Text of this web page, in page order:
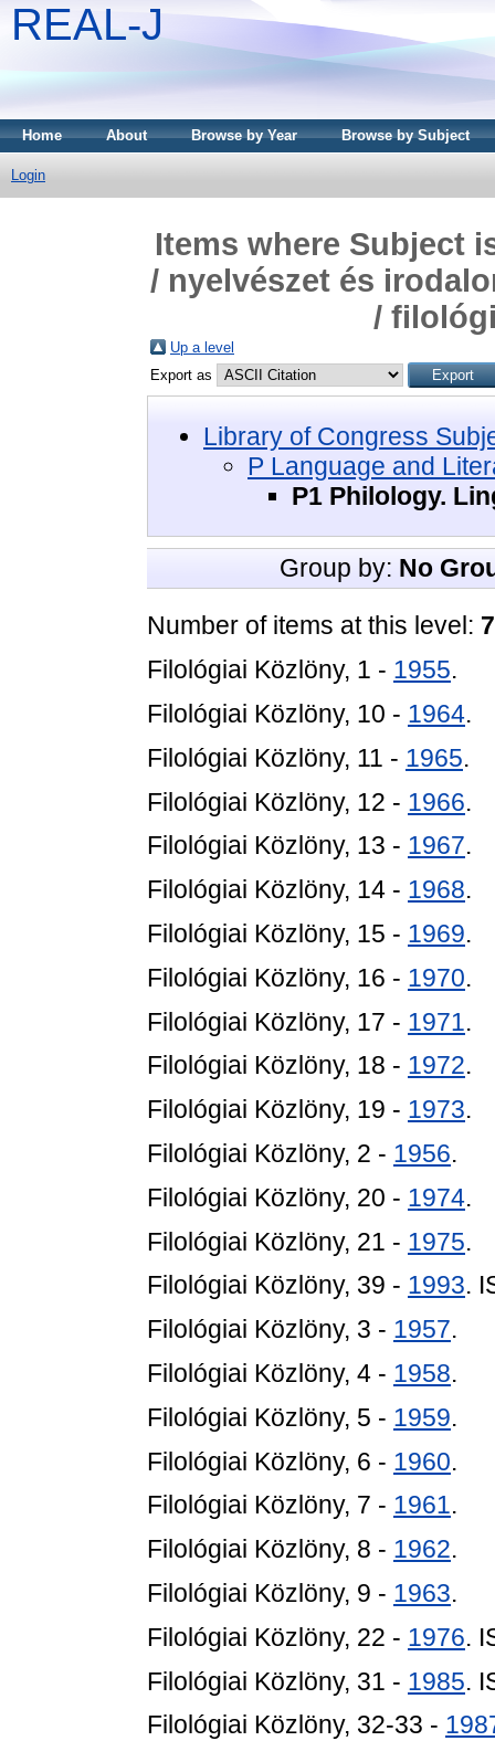
REAL-J
Home About Browse by Year Browse by Subject
Login
Items where Subject
/ nyelvészet és
/
Up a level
Export as
Library of Congress
P Language and
P1 Philology.
Group by: No
Number of items at this level:
Filológiai Közlöny, 1 - 1955.
Filológiai Közlöny, 10 - 1964.
Filológiai Közlöny, 11 - 1965.
Filológiai Közlöny, 12 - 1966.
Filológiai Közlöny, 13 - 1967.
Filológiai Közlöny, 14 - 1968.
Filológiai Közlöny, 15 - 1969.
Filológiai Közlöny, 16 - 1970.
Filológiai Közlöny, 17 - 1971.
Filológiai Közlöny, 18 - 1972.
Filológiai Közlöny, 19 - 1973.
Filológiai Közlöny, 2 - 1956.
Filológiai Közlöny, 20 - 1974.
Filológiai Közlöny, 21 - 1975.
Filológiai Közlöny, 39 - 1993.
Filológiai Közlöny, 3 - 1957.
Filológiai Közlöny, 4 - 1958.
Filológiai Közlöny, 5 - 1959.
Filológiai Közlöny, 6 - 1960.
Filológiai Közlöny, 7 - 1961.
Filológiai Közlöny, 8 - 1962.
Filológiai Közlöny, 9 - 1963.
Filológiai Közlöny, 22 - 1976.
Filológiai Közlöny, 31 - 1985.
Filológiai Közlöny, 32-33 -